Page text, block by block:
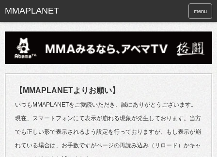
menu
【MMAPLANETよりお願い】
いつもMMAPLANETをご愛読いただき、誠にありがとうございます。
現在、スマートフォンにて表示が崩れる現象が発生しております。当方
でも正しい形で表示されるよう設定を行っておりますが、もし表示が崩
れている場合は、お手数ですがページの再読み込み（リロード）かキャ